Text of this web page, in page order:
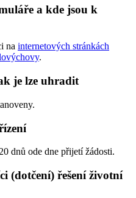
a kde jsou k
na internetových stránkách
.
je lze uhradit
dnů ode dne přijetí žádosti.
(dotčení) řešení životní